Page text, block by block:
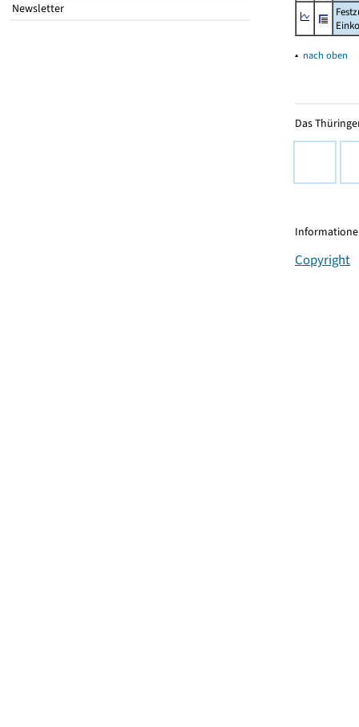
Newsletter
▴ nach oben
Das
Copyright